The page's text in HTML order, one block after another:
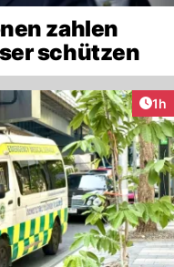
zahlen
schützen
1h